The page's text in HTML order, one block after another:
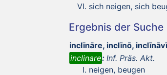
sich neigen, sich
Ergebnis der
inclīnāre, inclīnō,
inclinare: Inf. Präs. Akt.
neigen, beugen